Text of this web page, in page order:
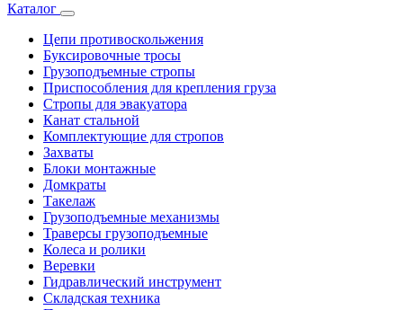
Каталог
Цепи противоскольжения
Буксировочные тросы
Грузоподъемные стропы
Приспособления для крепления груза
Стропы для эвакуатора
Канат стальной
Комплектующие для стропов
Захваты
Блоки монтажные
Домкраты
Такелаж
Грузоподъемные механизмы
Траверсы грузоподъемные
Колеса и ролики
Веревки
Гидравлический инструмент
Складская техника